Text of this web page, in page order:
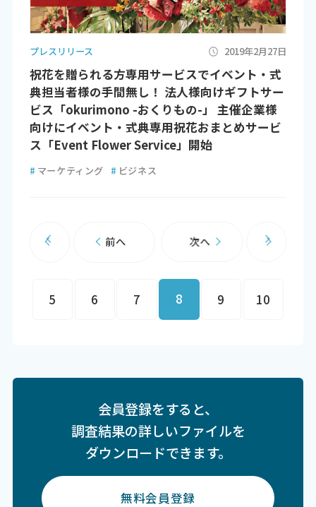
プレスリリース 2019年2月27日
祝花を贈られる方専用サービスでイベント・式
典担当者様の手間無し！ 法人様向けギフトサー
ビス「okurimono -おくりもの-」 主催企業様
向けにイベント・式典専用祝花おまとめサービ
ス「Event Flower Service」開始
# マーケティング # ビジネス
前へ
5 6 7 8 9 10
次へ
会員登録をすると、
調査結果の詳しいファイルを
ダウンロードできます。
無料会員登録